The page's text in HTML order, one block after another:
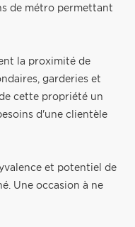
de métro permettant
la proximité de
garderies et
cette propriété un
d'une clientèle
et potentiel de
Une occasion à ne